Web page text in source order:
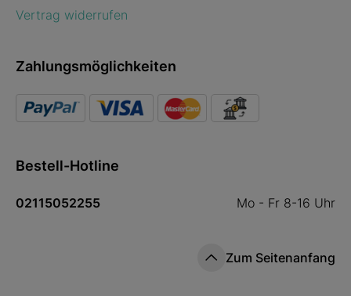
Vertrag widerrufen
Zahlungsmöglichkeiten
Bestell-Hotline
02115052255 Mo - Fr 8-16 Uhr
Zum Seitenanfang